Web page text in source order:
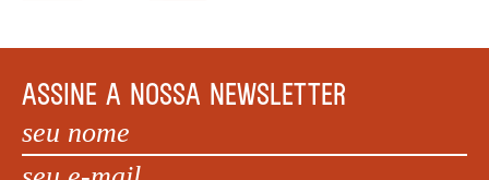
ASSINE A NOSSA NEWSLETTER